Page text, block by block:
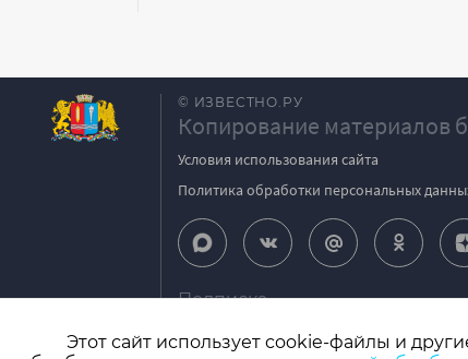
© ИЗВЕСТНО.РУ
Копирование материалов
Условия использования сайта
Политика обработки персональных
Подписка
Этот сайт использует cookie-файлы и